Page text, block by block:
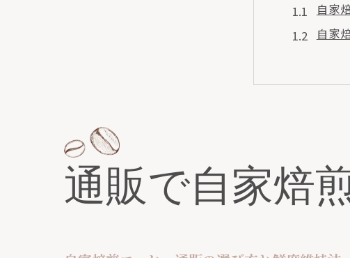
自家
自家
初
通販
通販
自家
おす
通販で自家焙